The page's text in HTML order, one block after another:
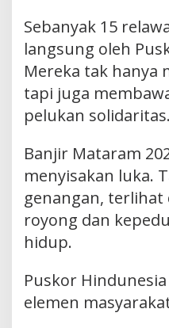
Sebanyak 15
langsung oleh
Mereka tak hanya
tapi juga
pelukan solidaritas.
Banjir Mataram
menyisakan luka.
genangan, terlihat
royong dan
hidup.
Puskor
elemen